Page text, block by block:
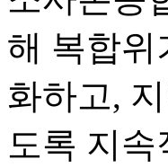
해 복합위
화하고,
도록 지